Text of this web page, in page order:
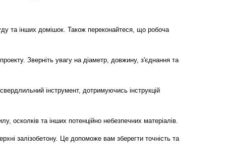
та інших домішок. Також переконайтеся, що робоча
Зверніть увагу на діаметр, довжину, з'єднання та
інструмент, дотримуючись інструкцій
осколків та інших потенційно небезпечних матеріалів.
залізобетону. Це допоможе вам зберегти точність та